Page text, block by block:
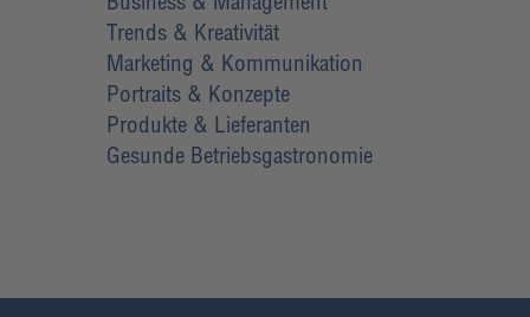
Trends & Kreativität
Marketing & Kommunikation
Portraits & Konzepte
Produkte & Lieferanten
Gesunde Betriebsgastronomie